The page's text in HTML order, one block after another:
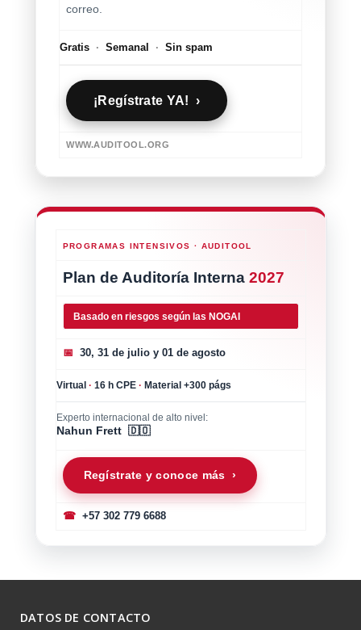
correo.
Gratis · Semanal · Sin spam
¡Regístrate YA! ›
WWW.AUDITOOL.ORG
PROGRAMAS INTENSIVOS · AUDITOOL
Plan de Auditoría Interna 2027
Basado en riesgos según las NOGAI
📅 30, 31 de julio y 01 de agosto
Virtual · 16 h CPE · Material +300 págs
Experto internacional de alto nivel:
Nahun Frett 🇩🇴
Regístrate y conoce más ›
☎+57 302 779 6688
DATOS DE CONTACTO